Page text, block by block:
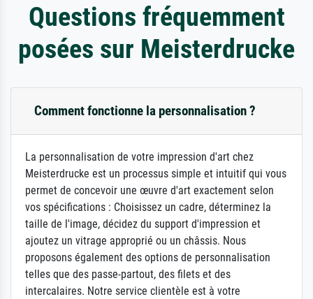
Questions fréquemment
posées sur Meisterdrucke
Comment fonctionne la personnalisation ?
La personnalisation de votre impression d'art chez
Meisterdrucke est un processus simple et intuitif qui vous
permet de concevoir une œuvre d'art exactement selon
vos spécifications : Choisissez un cadre, déterminez la
taille de l'image, décidez du support d'impression et
ajoutez un vitrage approprié ou un châssis. Nous
proposons également des options de personnalisation
telles que des passe-partout, des filets et des
intercalaires. Notre service clientèle est à votre